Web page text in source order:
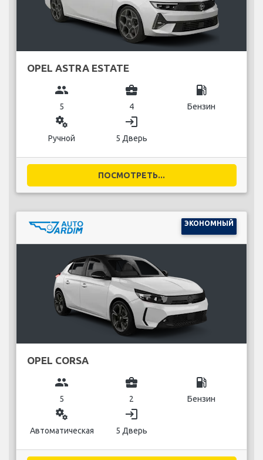
OPEL ASTRA ESTATE
group
5
business_center
4
local_gas_station
Бензин
miscellaneous_services
Ручной
login
5 Дверь
ПОСМОТРЕТЬ...
ЭКОНОМНЫЙ
OPEL CORSA
group
5
business_center
2
local_gas_station
Бензин
miscellaneous_services
Автоматическая
login
5 Дверь